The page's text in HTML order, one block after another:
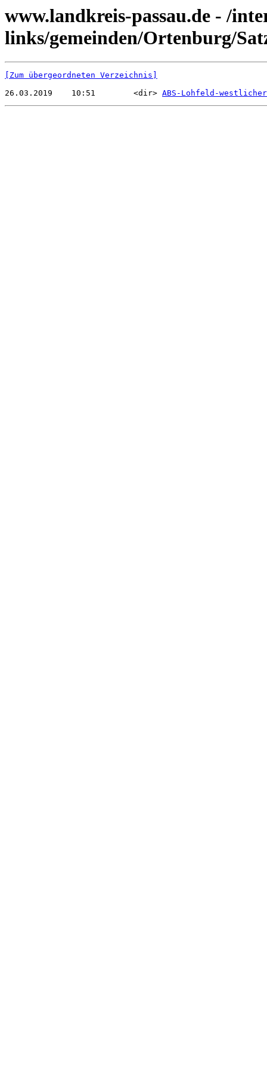
www.landkreis-passau.de - /
links/gemeinden/Ortenburg/
[Zum übergeordneten Verzeichnis]
26.03.2019    10:51        <dir> ABS-Lohfeld-